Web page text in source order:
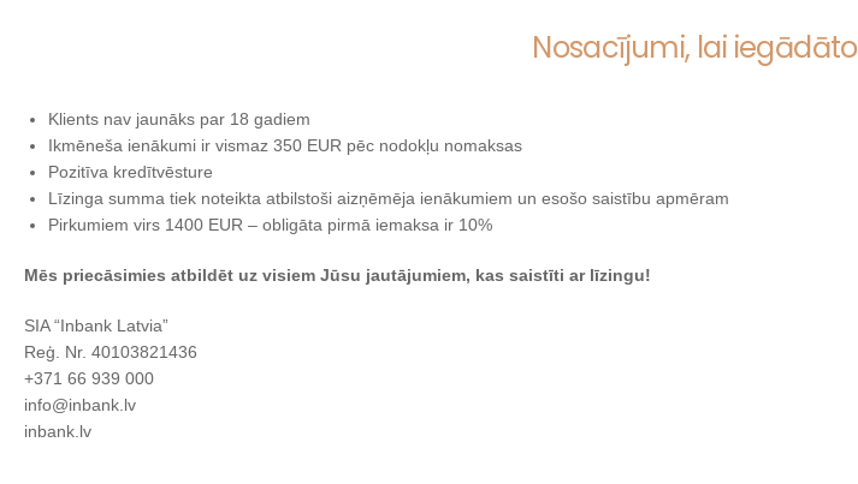
Nosacījumi, lai
Klients nav jaunāks par 18 gadiem
Ikmēneša ienākumi ir vismaz 350 EUR pēc nodokļu nomaksas
Pozitīva kredītvēsture
Līzinga summa tiek noteikta atbilstoši aizņēmēja ienākumiem un esošo saistību apmēram
Pirkumiem virs 1400 EUR – obligāta pirmā iemaksa ir 10%
Mēs priecāsimies atbildēt uz visiem Jūsu jautājumiem, kas saistīti ar līzingu!
SIA “Inbank Latvia”
Reģ. Nr. 40103821436
+371 66 939 000
info@inbank.lv
inbank.lv